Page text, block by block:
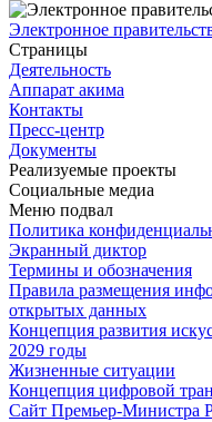
Электронное
Страницы
Деятельность
Аппарат акима
Контакты
Пресс-центр
Документы
Реализуемые проекты
Социальные медиа
Меню подвал
Политика
Экранный диктор
Термины и обозначения
Правила размещения
открытых данных
Концепция развития
2029 годы
Жизненные ситуации
Концепция цифровой
Сайт Премьер-Министра